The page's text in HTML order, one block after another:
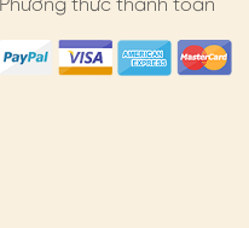
Phương thức thanh toán